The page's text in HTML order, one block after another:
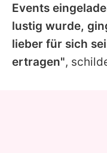
Events
lustig wurde,
lieber für sich
ertragen",